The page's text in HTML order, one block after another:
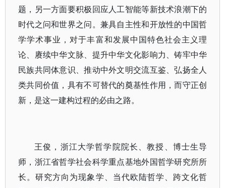
题，另一方面要积极回应人工智能等新技术浪潮下的
时代之问和世界之问。兼具自主性和开放性的中国哲
学学术事业，对于丰富和发展中国特色社会主义理
论、赓续中华文脉、提升中华文化影响力、铸牢中华
民族共同体意识、推动中外文明交流互鉴、弘扬全人
类共同价值，具有不可替代的奠基性作用，而守正创
新，是这一建构过程的必由之路。
王俊，浙江大学哲学院院长、教授、博士生导
师，浙江省哲学社会科学重点基地外国哲学研究所所
长。研究方向为现象学、当代欧陆哲学、跨文化哲